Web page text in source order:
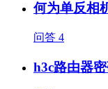
何为单反相
问答 4
h3c路由器